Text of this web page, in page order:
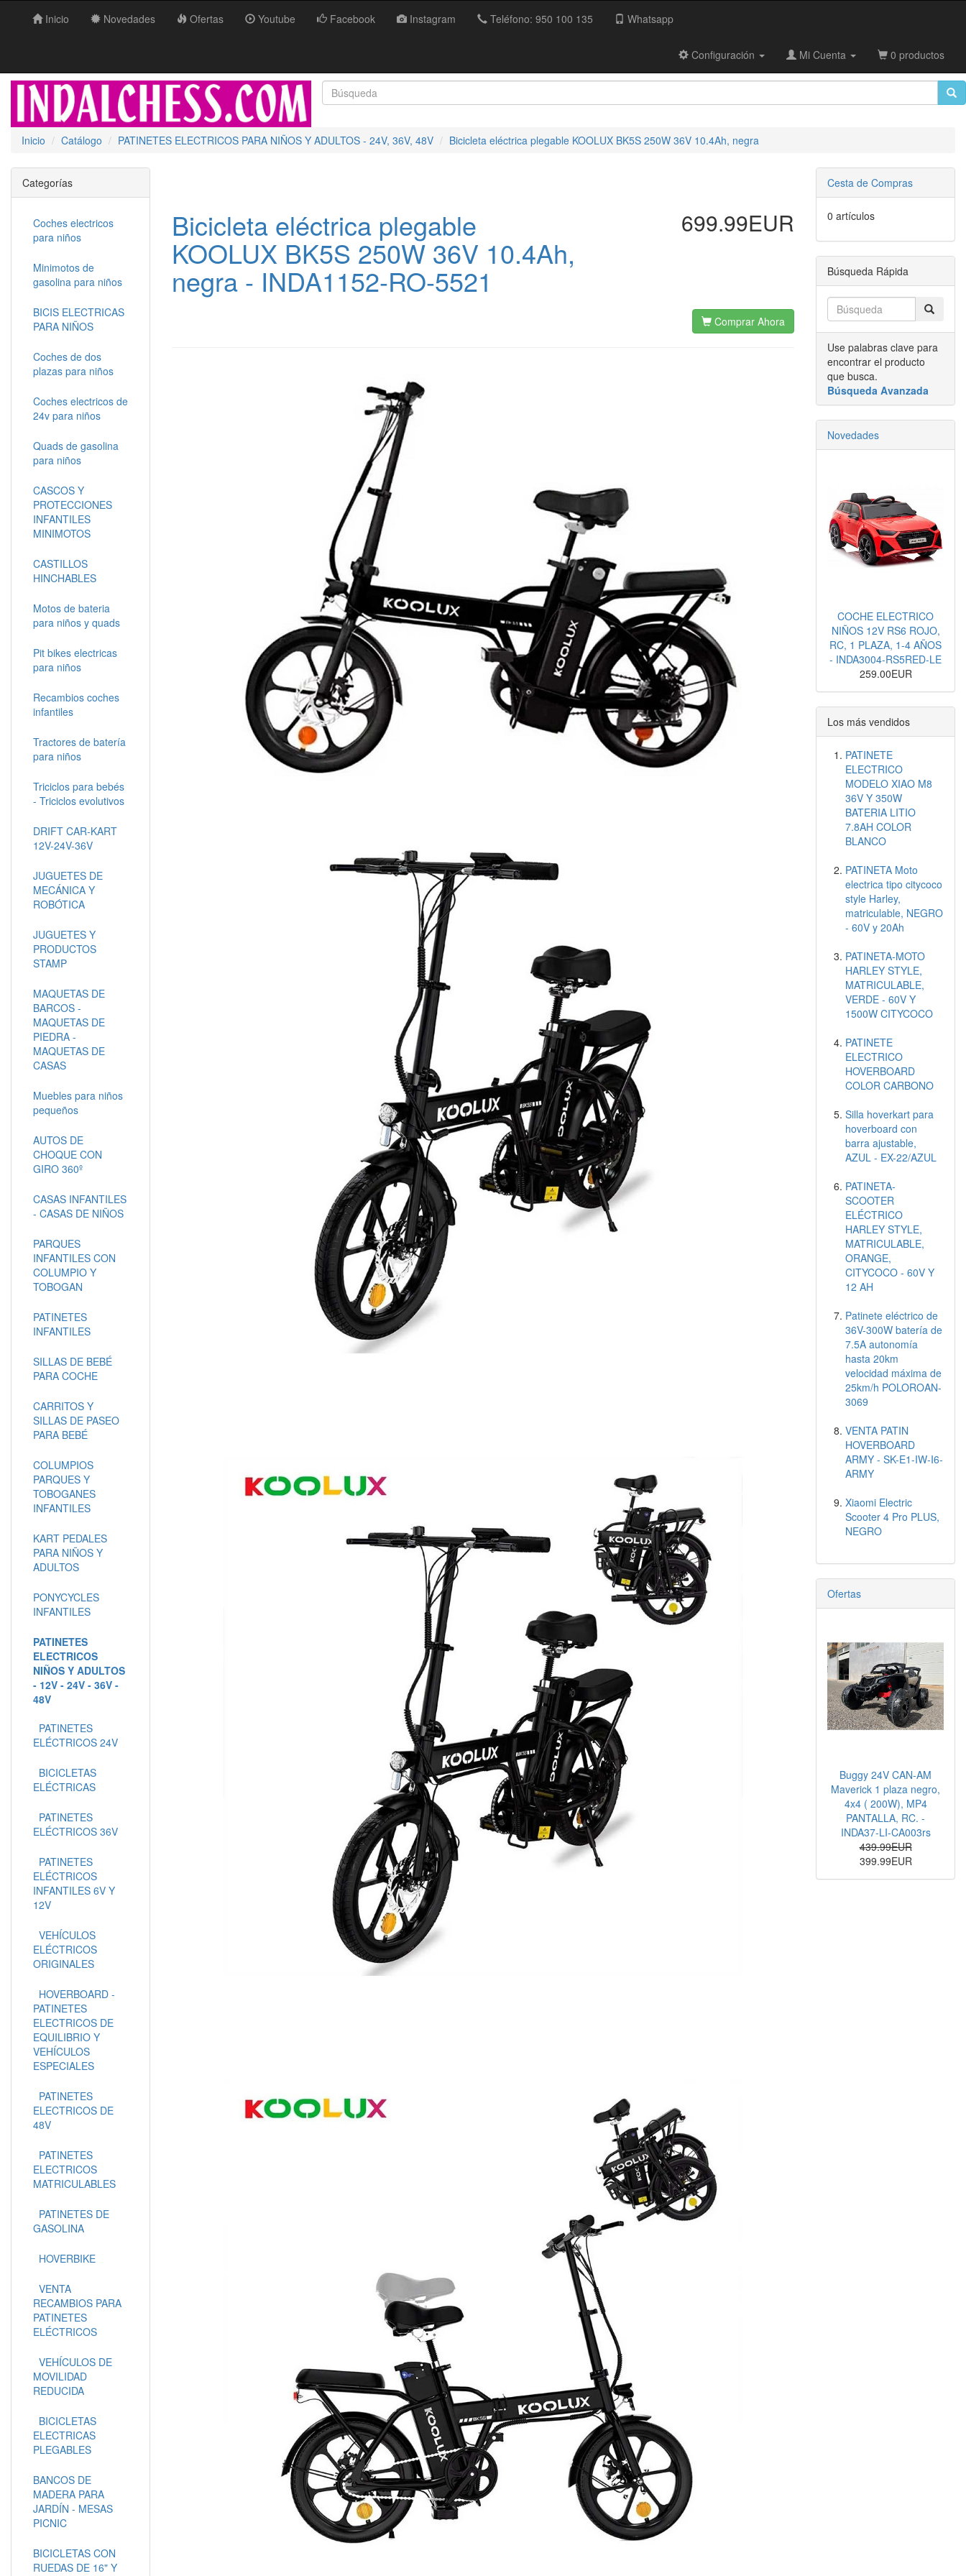
Inicio Novedades Ofertas Youtube Facebook Instagram Teléfono: 950 100 135 Whatsapp
Configuración Mi Cuenta 0 productos
Inicio Catálogo PATINETES ELECTRICOS PARA NIÑOS Y ADULTOS - 24V, 36V, 48V Bicicleta eléctrica plegable KOOLUX BK5S 250W 36V 10.4Ah, negra
Bicicleta eléctrica plegable
KOOLUX BK5S 250W 36V 10.4Ah,
negra - INDA1152-RO-5521
699.99EUR
Comprar Ahora
Categorías
Coches electricos
para niños
Minimotos de
gasolina para niños
BICIS ELECTRICAS
PARA NIÑOS
Coches de dos
plazas para niños
Coches electricos de
24v para niños
Quads de gasolina
para niños
CASCOS Y
PROTECCIONES
INFANTILES
MINIMOTOS
CASTILLOS
HINCHABLES
Motos de bateria
para niños y quads
Pit bikes electricas
para niños
Recambios coches
infantiles
Tractores de batería
para niños
Triciclos para bebés
- Triciclos evolutivos
DRIFT CAR-KART
12V-24V-36V
JUGUETES DE
MECÁNICA Y
ROBÓTICA
JUGUETES Y
PRODUCTOS
STAMP
MAQUETAS DE
BARCOS -
MAQUETAS DE
PIEDRA -
MAQUETAS DE
CASAS
Muebles para niños
pequeños
AUTOS DE
CHOQUE CON
GIRO 360º
CASAS INFANTILES
- CASAS DE NIÑOS
PARQUES
INFANTILES CON
COLUMPIO Y
TOBOGAN
PATINETES
INFANTILES
SILLAS DE BEBÉ
PARA COCHE
CARRITOS Y
SILLAS DE PASEO
PARA BEBÉ
COLUMPIOS
PARQUES Y
TOBOGANES
INFANTILES
KART PEDALES
PARA NIÑOS Y
ADULTOS
PONYCYCLES
INFANTILES
PATINETES
ELECTRICOS
NIÑOS Y ADULTOS
- 12V - 24V - 36V -
48V
PATINETES
ELÉCTRICOS 24V
BICICLETAS
ELÉCTRICAS
PATINETES
ELÉCTRICOS 36V
PATINETES
ELÉCTRICOS
INFANTILES 6V Y
12V
VEHÍCULOS
ELÉCTRICOS
ORIGINALES
HOVERBOARD -
PATINETES
ELECTRICOS DE
EQUILIBRIO Y
VEHÍCULOS
ESPECIALES
PATINETES
ELECTRICOS DE
48V
PATINETES
ELECTRICOS
MATRICULABLES
PATINETES DE
GASOLINA
HOVERBIKE
VENTA
RECAMBIOS PARA
PATINETES
ELÉCTRICOS
VEHÍCULOS DE
MOVILIDAD
REDUCIDA
BICICLETAS
ELECTRICAS
PLEGABLES
BANCOS DE
MADERA PARA
JARDÍN - MESAS
PICNIC
BICICLETAS CON
RUEDAS DE 16" Y
Cesta de Compras
0 artículos
Búsqueda Rápida
Use palabras clave para
encontrar el producto
que busca.
Búsqueda Avanzada
Novedades
COCHE ELECTRICO
NIÑOS 12V RS6 ROJO,
RC, 1 PLAZA, 1-4 AÑOS
- INDA3004-RS5RED-LE
259.00EUR
Los más vendidos
PATINETE
ELECTRICO
MODELO XIAO M8
36V Y 350W
BATERIA LITIO
7.8AH COLOR
BLANCO
PATINETA Moto
electrica tipo citycoco
style Harley,
matriculable, NEGRO
- 60V y 20Ah
PATINETA-MOTO
HARLEY STYLE,
MATRICULABLE,
VERDE - 60V Y
1500W CITYCOCO
PATINETE
ELECTRICO
HOVERBOARD
COLOR CARBONO
Silla hoverkart para
hoverboard con
barra ajustable,
AZUL - EX-22/AZUL
PATINETA-
SCOOTER
ELÉCTRICO
HARLEY STYLE,
MATRICULABLE,
ORANGE,
CITYCOCO - 60V Y
12 AH
Patinete eléctrico de
36V-300W batería de
7.5A autonomía
hasta 20km
velocidad máxima de
25km/h POLOROAN-
3069
VENTA PATIN
HOVERBOARD
ARMY - SK-E1-IW-I6-
ARMY
Xiaomi Electric
Scooter 4 Pro PLUS,
NEGRO
Ofertas
Buggy 24V CAN-AM
Maverick 1 plaza negro,
4x4 ( 200W), MP4
PANTALLA, RC. -
INDA37-LI-CA003rs
439.99EUR
399.99EUR